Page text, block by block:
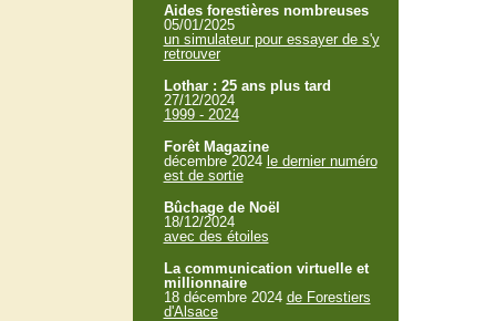
Aides forestières nombreuses
05/01/2025
un simulateur pour essayer de s'y
retrouver
Lothar : 25 ans plus tard
27/12/2024
1999 - 2024
Forêt Magazine
décembre 2024 le dernier numéro
est de sortie
Bûchage de Noël
18/12/2024
avec des étoiles
La communication virtuelle et
millionnaire
18 décembre 2024 de Forestiers
d'Alsace